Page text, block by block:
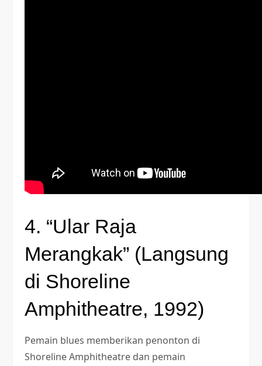
4. “Ular Raja
Merangkak” (Langsung
di Shoreline
Amphitheatre, 1992)
Pemain blues memberikan penonton di
Shoreline Amphitheatre dan pemain